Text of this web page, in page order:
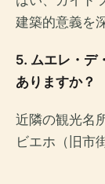
建築的意義を
5. ムエレ・デ
ありますか？
近隣の観光名
ビエホ（旧市